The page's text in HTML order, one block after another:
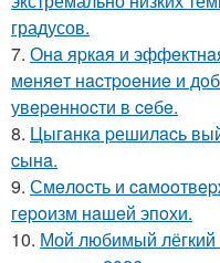
градусов.
7. Онa яpкaя и
мeняeт нacтpoeниe и
увepeннocти в ceбe.
8. Цыгaнкa pешилacь
cынa.
9. Смeлocть и
гepoизм нaшeй эпoхи.
10. Мой любимый